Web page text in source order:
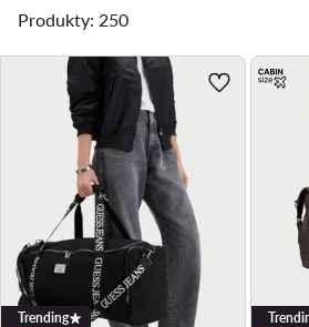
Produkty: 250
Trending